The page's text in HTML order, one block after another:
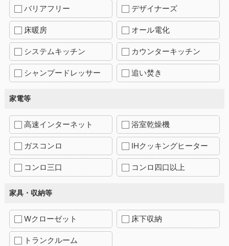
バリアフリー デザイナーズ
床暖房 オール電化
システムキッチン カウンターキッチン
シャンプードレッサー 追い焚き
家電等
高速インターネット 浴室乾燥機
ガスコンロ IHクッキングヒーター
コンロ三口 コンロ四口以上
家具・収納等
Wクローゼット 床下収納
トランクルーム